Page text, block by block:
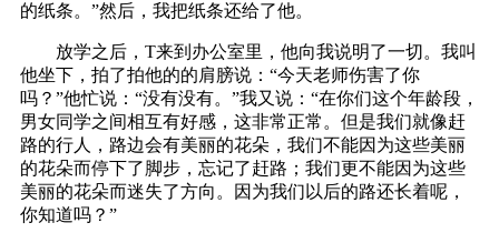
的纸条。”然后，我把纸条还给了他。
放学之后，T来到办公室里，他向我说明了一切。我叫
他坐下，拍了拍他的的肩膀说：“今天老师伤害了你
吗？”他忙说：“没有没有。”我又说：“在你们这个年龄段，
男女同学之间相互有好感，这非常正常。但是我们就像赶
路的行人，路边会有美丽的花朵，我们不能因为这些美丽
的花朵而停下了脚步，忘记了赶路；我们更不能因为这些
美丽的花朵而迷失了方向。因为我们以后的路还长着呢，
你知道吗？”